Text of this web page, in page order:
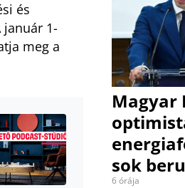
és
január 1-
meg a
Magyar
sok
6 órája